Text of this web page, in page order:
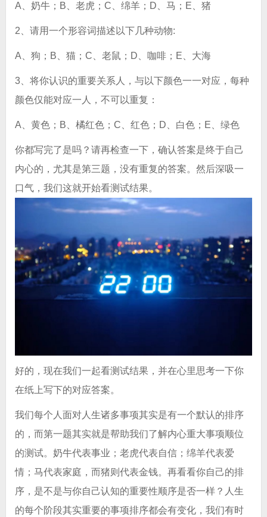
A、奶牛；B、老虎；C、绵羊；D、马；E、猪
2、请用一个形容词描述以下几种动物:
A、狗；B、猫；C、老鼠；D、咖啡；E、大海
3、将你认识的重要关系人，与以下颜色一一对应，每种
颜色仅能对应一人，不可以重复：
A、黄色；B、橘红色；C、红色；D、白色；E、绿色
你都写完了是吗？请再检查一下，确认答案是终于自己
内心的，尤其是第三题，没有重复的答案。然后深吸一
口气，我们这就开始看测试结果。
好的，现在我们一起看测试结果，并在心里思考一下你
在纸上写下的对应答案。
我们每个人面对人生诸多事项其实是有一个默认的排序
的，而第一题其实就是帮助我们了解内心重大事项顺位
的测试。奶牛代表事业；老虎代表自信；绵羊代表爱
情；马代表家庭，而猪则代表金钱。再看看你自己的排
序，是不是与你自己认知的重要性顺序是否一样？人生
的每个阶段其实重要的事项排序都会有变化，我们有时